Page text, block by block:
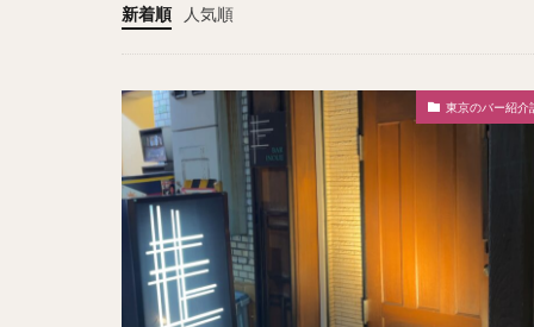
新着順 人気順
東京のバー紹介